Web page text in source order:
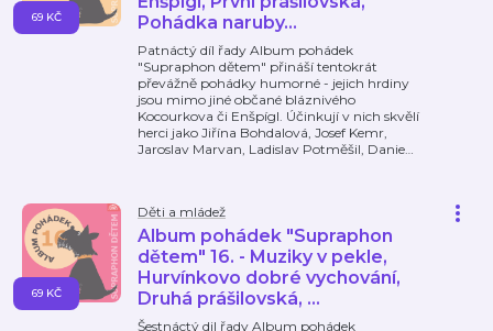
Pohádka naruby...
Patnáctý díl řady Album pohádek
"Supraphon dětem" přináší tentokrát
převážně pohádky humorné - jejich hrdiny
jsou mimo jiné občané bláznivého
Kocourkova či Enšpígl. Účinkují v nich skvělí
herci jako Jiřína Bohdalová, Josef Kemr,
Jaroslav Marvan, Ladislav Potměšil, Danie…
69 KČ
Děti a mládež
Album pohádek "Supraphon
dětem" 16. - Muziky v pekle,
Hurvínkovo dobré vychování,
Druhá prášilovská, ...
Šestnáctý dil řady Album pohádek
69 KČ